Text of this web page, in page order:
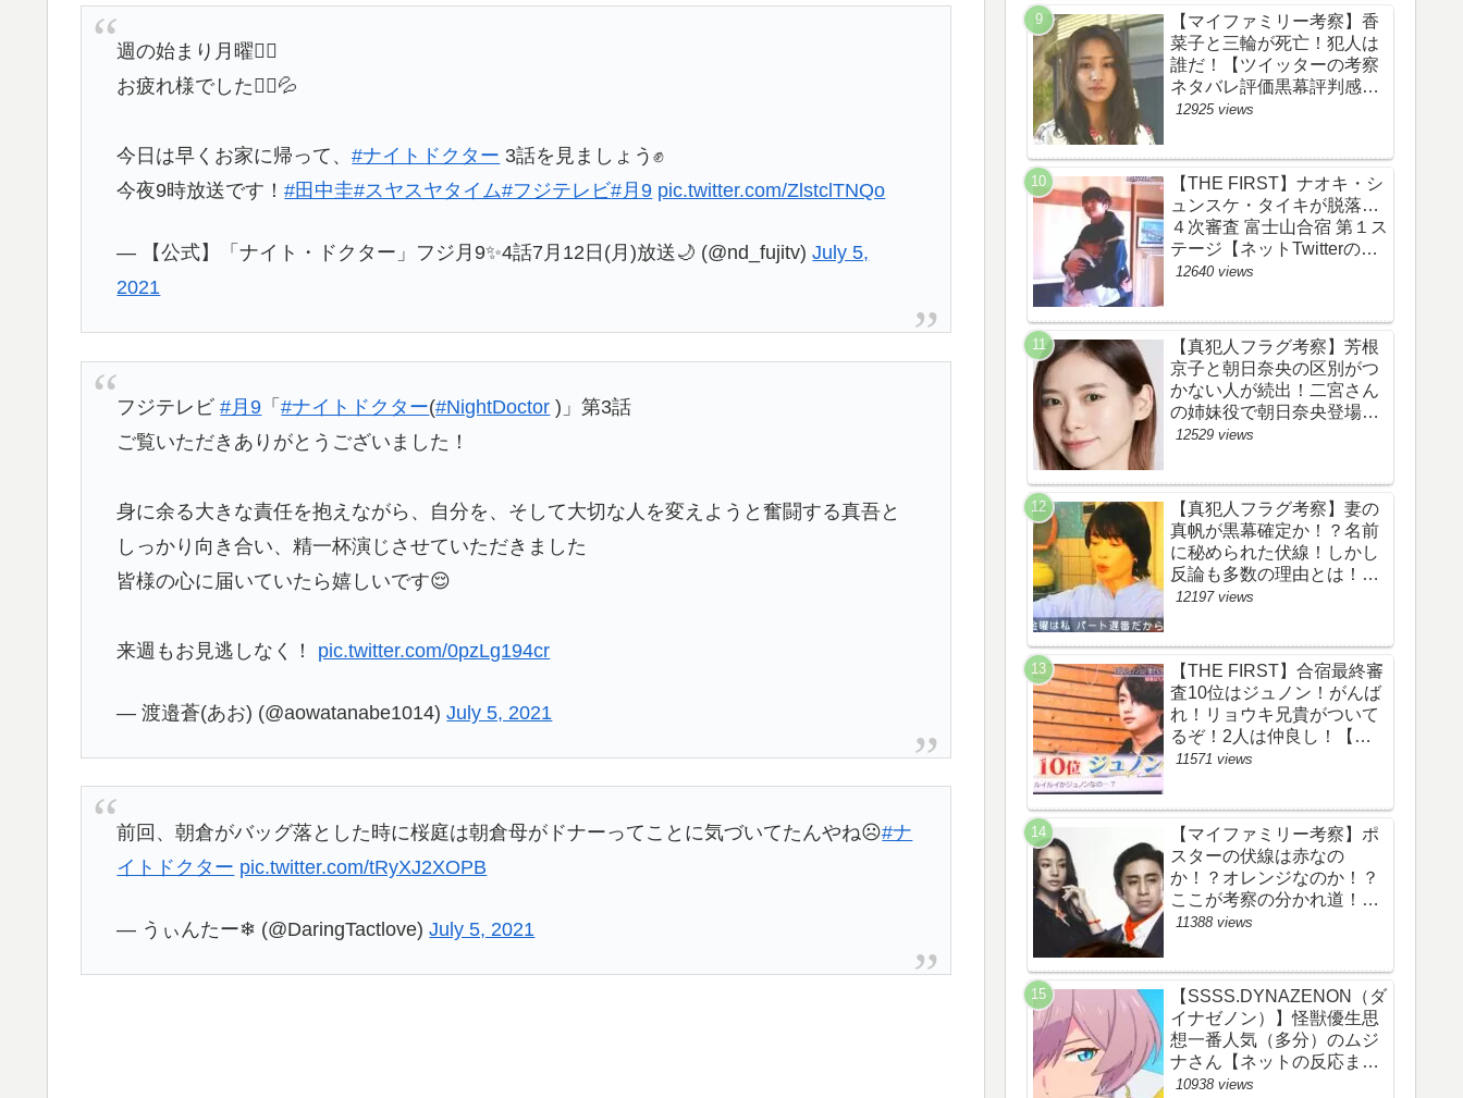
週の始まり月曜🏃‍♂️
お疲れ様でした🙇‍♀️💦
今日は早くお家に帰って、#ナイトドクター 3話を見ましょう✊
今夜9時放送です！#田中圭#スヤスヤタイム#フジテレビ#月9 pic.twitter.com/ZlstclTNQo
— 【公式】「ナイト・ドクター」フジ月9✨4話7月12日(月)放送🌙 (@nd_fujitv)July 5,
2021
フジテレビ#月9 「#ナイトドクター(#NightDoctor )」第3話
ご覧いただきありがとうございました！
身に余る大きな責任を抱えながら、自分を、そして大切な人を変えようと奮闘する真吾と
しっかり向き合い、精一杯演じさせていただきました
皆様の心に届いていたら嬉しいです😌
来週もお見逃しなく！ pic.twitter.com/0pzLg194cr
— 渡邉蒼(あお) (@aowatanabe1014)July 5, 2021
前回、朝倉がバッグ落とした時に桜庭は朝倉母がドナーってことに気づいてたんやね☹️#ナ
イトドクター pic.twitter.com/tRyXJ2XOPB
— うぃんたー❄ (@DaringTactlove)July 5, 2021
め・スッキリ・
BE:FIRST・ビーファース
ト】
【マイファミリー考察】香
菜子と三輪が死亡！犯人は
誰だ！【ツイッターの考察
ネタバレ評価黒幕評判感想
批判原作犯人キャスト脚本
12925 views
【THE FIRST】ナオキ・シ
ュンスケ・タイキが脱落…
４次審査 富士山合宿 第１ス
テージ【ネットTwitterのネ
タバレ感想考察評価評判ま
ァースト】
12640 views
【真犯人フラグ考察】芳根
京子と朝日奈央の区別がつ
かない人が続出！二宮さん
の姉妹役で朝日奈央登場
か！【ネット・ツイッター
ト黒幕伏線まとめ】
12529 views
【真犯人フラグ考察】妻の
真帆が黒幕確定か！？名前
に秘められた伏線！しかし
反論も多数の理由とは！
【ネット・ツイッターの考
幕伏線まとめ】
12197 views
【THE FIRST】合宿最終審
査10位はジュノン！がんば
れ！リョウキ兄貴がついて
るぞ！2人は仲良し！【ザ
ファースト・ネット・ツイ
リ・BE:FIRST・ビーファ
ースト・JUNON・
RYOKI】
11571 views
【マイファミリー考察】ポ
スターの伏線は赤なの
か！？オレンジなのか！？
ここが考察の分かれ道！
【ツイッターの考察ネタバ
じ伏線まとめ】
11388 views
【SSSS.DYNAZENON（ダ
イナゼノン）】怪獣優生思
想一番人気（多分）のムジ
ナさん【ネットの反応まと
め】
10938 views